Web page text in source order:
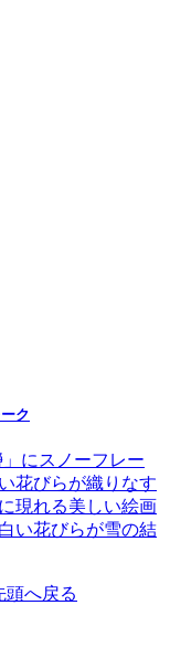
ク
にスノーフレー
花びらが織りなす
現れる美しい絵画
い花びらが雪の結
頭へ戻る